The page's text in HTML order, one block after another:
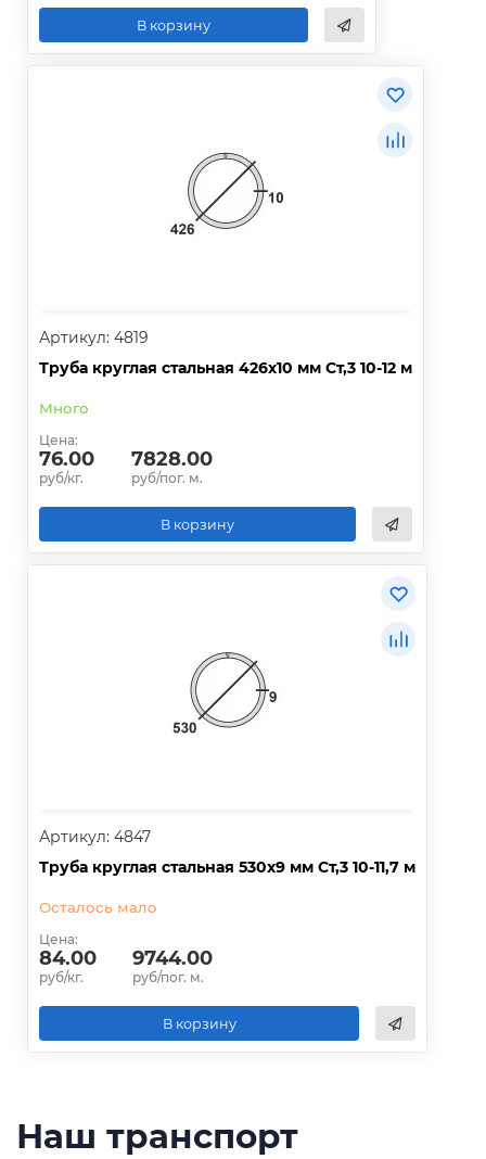
В корзину
Артикул: 4819
Труба круглая стальная 426х10 мм Ст,3 10-12 м
Много
Цена:
76.00
руб/кг.
7828.00
руб/пог. м.
В корзину
Артикул: 4847
Труба круглая стальная 530х9 мм Ст,3 10-11,7 м
Осталось мало
Цена:
84.00
руб/кг.
9744.00
руб/пог. м.
В корзину
Наш транспорт